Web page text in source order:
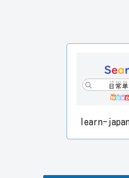
learn-